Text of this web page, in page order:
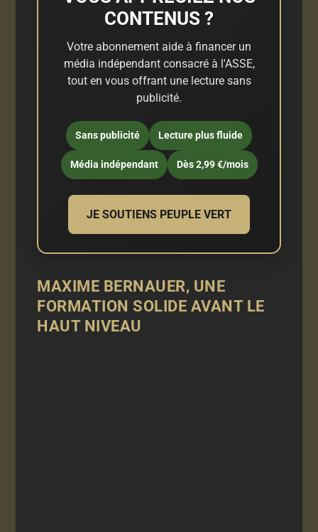
CONTENUS ?
Votre abonnement aide à financer un
média indépendant consacré à l'ASSE,
tout en vous offrant une lecture sans
publicité.
Sans publicité Lecture plus fluide
Média indépendant Dès 2,99 €/mois
JE SOUTIENS PEUPLE VERT
MAXIME BERNAUER, UNE
FORMATION SOLIDE AVANT LE
HAUT NIVEAU